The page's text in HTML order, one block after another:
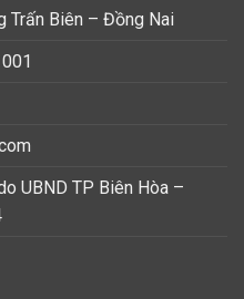
Trấn Biên – Đồng Nai
UBND TP Biên Hòa –